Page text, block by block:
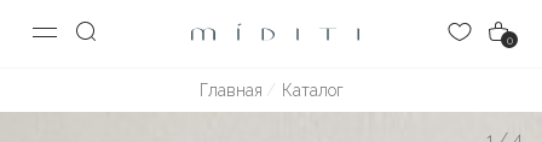
0
Главная Каталог